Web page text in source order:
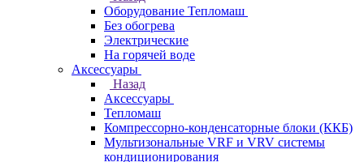
Оборудование Тепломаш
Без обогрева
Электрические
На горячей воде
Аксессуары
Назад
Аксессуары
Тепломаш
Компрессорно-конденсаторные блоки (ККБ)
Мультизональные VRF и VRV системы
кондиционирования